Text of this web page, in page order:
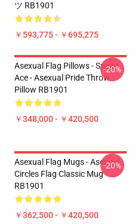
ツ RB1901
￥593,775 - ￥695,275
Asexual Flag Pillows - Space
Ace - Asexual Pride Throw
Pillow RB1901
￥348,000 - ￥420,500
-20%
Asexual Flag Mugs - Asexual
Circles Flag Classic Mug
RB1901
￥362,500 - ￥420,500
-20%